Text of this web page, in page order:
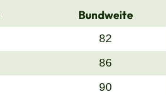
Bundweite
82
86
90